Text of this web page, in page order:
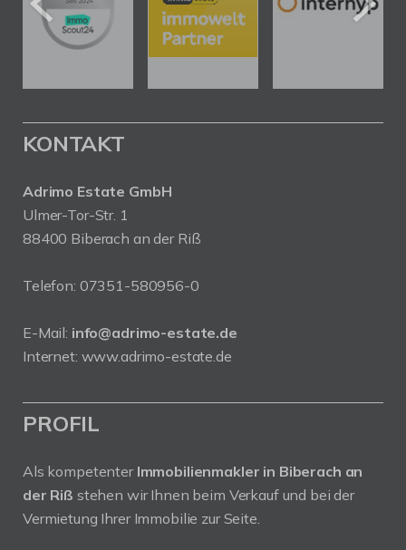
KONTAKT
Adrimo Estate GmbH
Ulmer-Tor-Str. 1
88400 Biberach an der Riß
Telefon: 07351-580956-0
E-Mail: info@adrimo-estate.de
Internet: www.adrimo-estate.de
PROFIL
Als kompetenter Immobilienmakler in Biberach an
der Riß stehen wir Ihnen beim Verkauf und bei der
Vermietung Ihrer Immobilie zur Seite.